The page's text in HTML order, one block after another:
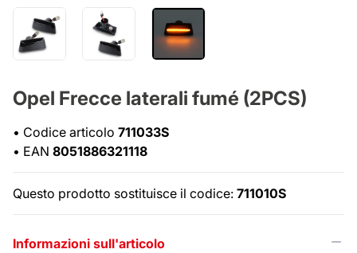
Opel Frecce laterali fumé (2PCS)
• Codice articolo 711033S
• EAN 8051886321118
Questo prodotto sostituisce il codice: 711010S
Informazioni sull'articolo